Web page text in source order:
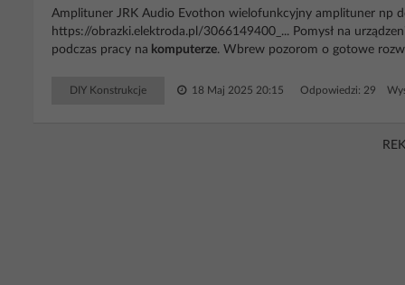
Amplituner JRK Audio Evothon wielofunkcyjny amplituner np
https://obrazki.elektroda.pl/3066149400_... Pomysł na
podczas pracy na komputerze. Wbrew pozorom o gotowe
DIY Konstrukcje 18 Maj 2025 20:15 Odpowiedzi: 29